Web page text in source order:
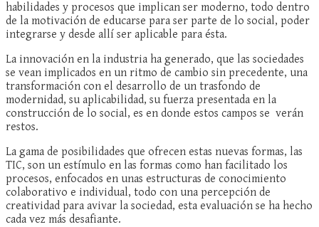
habilidades y procesos que implican ser moderno, todo dentro
de la motivación de educarse para ser parte de lo social, poder
integrarse y desde allí ser aplicable para ésta.
La innovación en la industria ha generado, que las sociedades
se vean implicados en un ritmo de cambio sin precedente, una
transformación con el desarrollo de un trasfondo de
modernidad, su aplicabilidad, su fuerza presentada en la
construcción de lo social, es en donde estos campos se verán
restos.
La gama de posibilidades que ofrecen estas nuevas formas, las
TIC, son un estímulo en las formas como han facilitado los
procesos, enfocados en unas estructuras de conocimiento
colaborativo e individual, todo con una percepción de
creatividad para avivar la sociedad, esta evaluación se ha hecho
cada vez más desafiante.